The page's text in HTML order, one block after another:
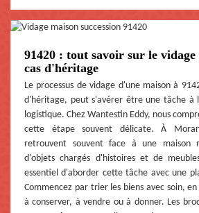
91420 : tout savoir sur le vidage
cas d'héritage
Le processus de vidage d'une maison à
d'héritage, peut s'avérer être une tâche à
logistique. Chez Wantestin Eddy, nous
cette étape souvent délicate. À
retrouvent souvent face à une maison
d'objets chargés d'histoires et de
essentiel d'aborder cette tâche avec une
Commencez par trier les biens avec soin,
à conserver, à vendre ou à donner. Les